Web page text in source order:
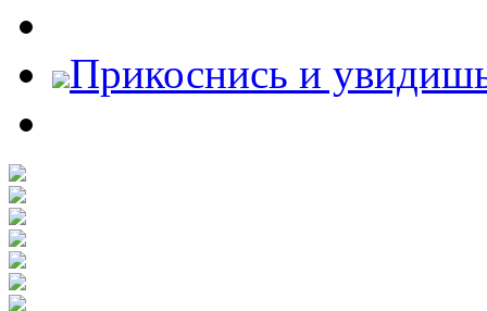
Прикоснись и